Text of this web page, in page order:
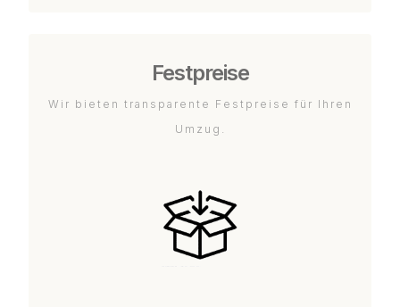
Festpreise
Wir bieten transparente Festpreise für Ihren
Umzug.